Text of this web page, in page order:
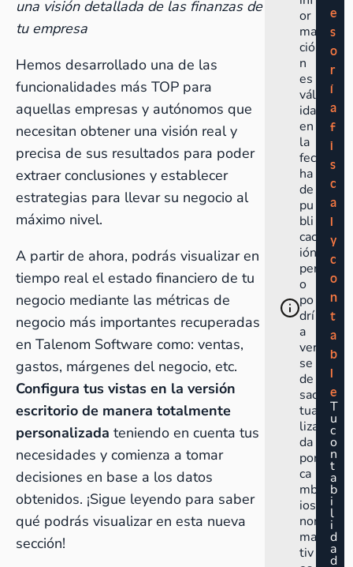
una visión detallada de las finanzas de
tu empresa
Hemos desarrollado una de las
funcionalidades más TOP para
aquellas empresas y autónomos que
necesitan obtener una visión real y
precisa de sus resultados para poder
extraer conclusiones y establecer
estrategias para llevar su negocio al
máximo nivel.
A partir de ahora, podrás visualizar en
tiempo real el estado financiero de tu
negocio mediante las métricas de
negocio más importantes recuperadas
en Talenom Software como: ventas,
gastos, márgenes del negocio, etc.
Configura tus vistas en la versión
escritorio de manera totalmente
personalizada teniendo en cuenta tus
necesidades y comienza a tomar
decisiones en base a los datos
obtenidos. ¡Sigue leyendo para saber
qué podrás visualizar en esta nueva
sección!
or
ma
ció
n
es
vál
ida
en
la
fec
ha
de
pu
bli
cac
ión
per
o
po
drí
a
ver
se
de
sac
tua
liza
da
por
ca
mb
ios
nor
ma
tiv
e
s
o
r
í
a
f
i
s
c
a
l
y
c
o
n
t
a
b
l
e
T
u
c
o
n
t
a
b
i
l
i
d
a
d